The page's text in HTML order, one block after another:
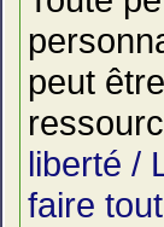
peut
liberté /
faire